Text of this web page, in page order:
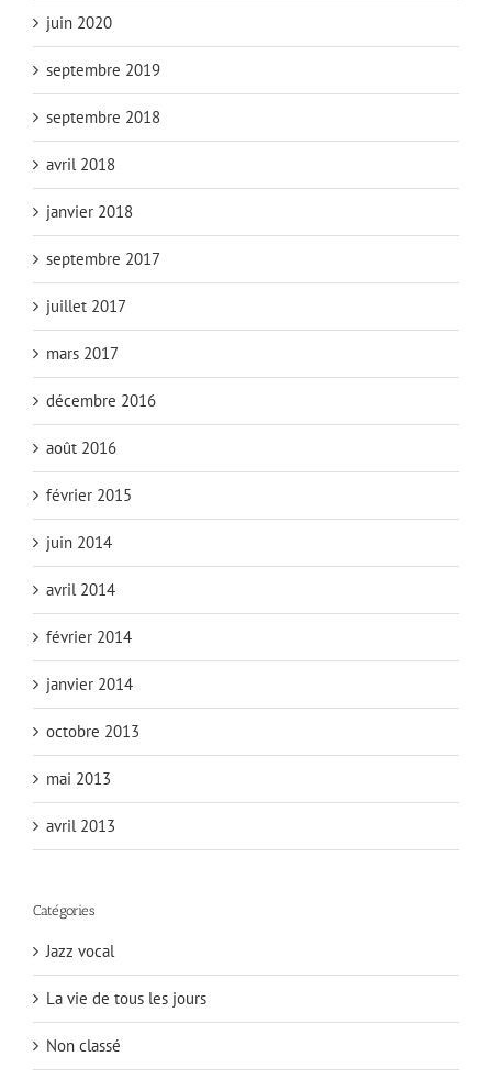
juin 2020
septembre 2019
septembre 2018
avril 2018
janvier 2018
septembre 2017
juillet 2017
mars 2017
décembre 2016
août 2016
février 2015
juin 2014
avril 2014
février 2014
janvier 2014
octobre 2013
mai 2013
avril 2013
Catégories
Jazz vocal
La vie de tous les jours
Non classé